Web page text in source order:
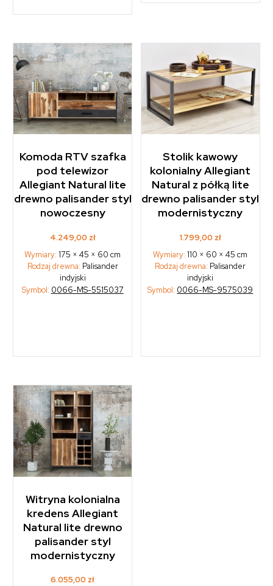
Komoda RTV szafka
pod telewizor
Allegiant Natural lite
drewno palisander styl
nowoczesny
4.249,00 zł
Wymiary:175 × 45 × 60 cm
Rodzaj drewna: Palisander
indyjski
Symbol: 0066-MS-5515037
Stolik kawowy
kolonialny Allegiant
Natural z półką lite
drewno palisander styl
modernistyczny
1.799,00 zł
Wymiary:110 × 60 × 45 cm
Rodzaj drewna: Palisander
indyjski
Symbol: 0066-MS-9575039
Witryna kolonialna
kredens Allegiant
Natural lite drewno
palisander styl
modernistyczny
6.055,00 zł